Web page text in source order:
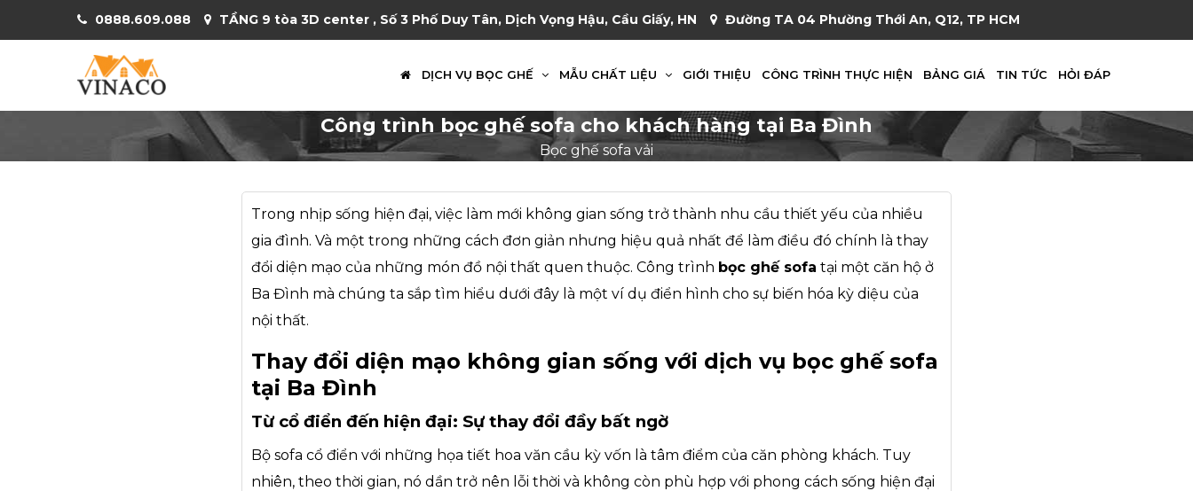
0888.609.088 TẦNG 9 tòa 3D center , Số 3 Phố Duy Tân, Dịch Vọng Hậu, Cầu Giấy, HN Đường TA 04 Phường Thới An, Q12, TP HCM
DỊCH VỤ BỌC GHẾ MẪU CHẤT LIỆU GIỚI THIỆU CÔNG TRÌNH THỰC HIỆN BẢNG GIÁ TIN TỨC HỎI ĐÁP
Công trình bọc ghế sofa cho khách hàng tại Ba Đình
Bọc ghế sofa vải
Trong nhịp sống hiện đại, việc làm mới không gian sống trở thành nhu cầu thiết yếu của nhiều
gia đình. Và một trong những cách đơn giản nhưng hiệu quả nhất để làm điều đó chính là thay
đổi diện mạo của những món đồ nội thất quen thuộc. Công trình bọc ghế sofa tại một căn hộ ở
Ba Đình mà chúng ta sắp tìm hiểu dưới đây là một ví dụ điển hình cho sự biến hóa kỳ diệu của
nội thất.
Thay đổi diện mạo không gian sống với dịch vụ bọc ghế sofa
tại Ba Đình
Từ cổ điển đến hiện đại: Sự thay đổi đầy bất ngờ
Bộ sofa cổ điển với những họa tiết hoa văn cầu kỳ vốn là tâm điểm của căn phòng khách. Tuy
nhiên, theo thời gian, nó dần trở nên lỗi thời và không còn phù hợp với phong cách sống hiện đại